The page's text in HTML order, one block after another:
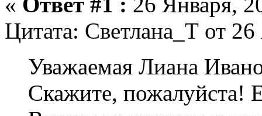
Цитата: Светлана_Т от
Уважаемая Лиана
Скажите, пожалуйста!